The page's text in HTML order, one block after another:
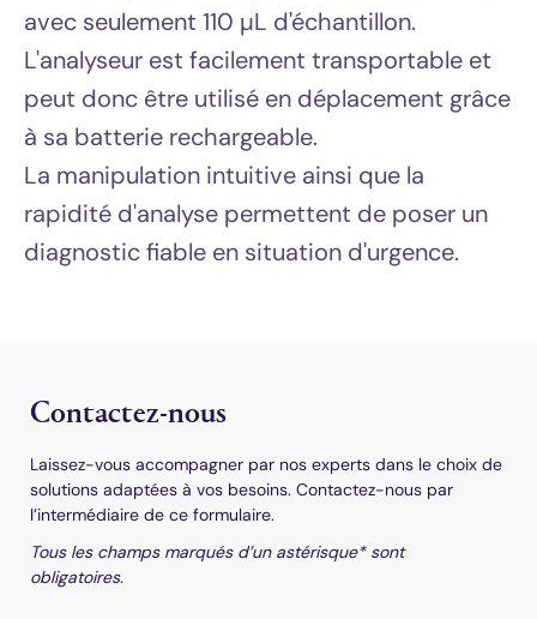
avec seulement 110 µL d'échantillon.
L'analyseur est facilement transportable et
peut donc être utilisé en déplacement grâce
à sa batterie rechargeable.
La manipulation intuitive ainsi que la
rapidité d'analyse permettent de poser un
diagnostic fiable en situation d'urgence.
left
section
Contactez-nous
Laissez-vous accompagner par nos experts dans le choix de
solutions adaptées à vos besoins. Contactez-nous par
l’intermédiaire de ce formulaire.
Tous les champs marqués d’un astérisque* sont
obligatoires.